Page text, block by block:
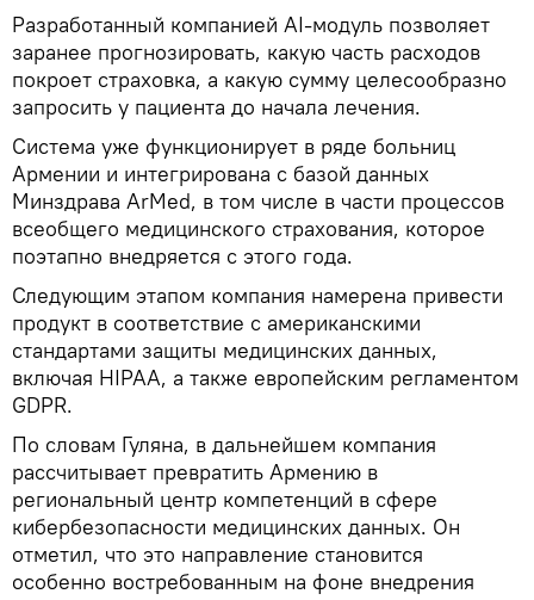
Разработанный компанией AI-модуль позволяет
заранее прогнозировать, какую часть расходов
покроет страховка, а какую сумму целесообразно
запросить у пациента до начала лечения.
Система уже функционирует в ряде больниц
Армении и интегрирована с базой данных
Минздрава ArMed, в том числе в части процессов
всеобщего медицинского страхования, которое
поэтапно внедряется с этого года.
Следующим этапом компания намерена привести
продукт в соответствие с американскими
стандартами защиты медицинских данных,
включая HIPAA, а также европейским регламентом
GDPR.
По словам Гуляна, в дальнейшем компания
рассчитывает превратить Армению в
региональный центр компетенций в сфере
кибербезопасности медицинских данных. Он
отметил, что это направление становится
особенно востребованным на фоне внедрения